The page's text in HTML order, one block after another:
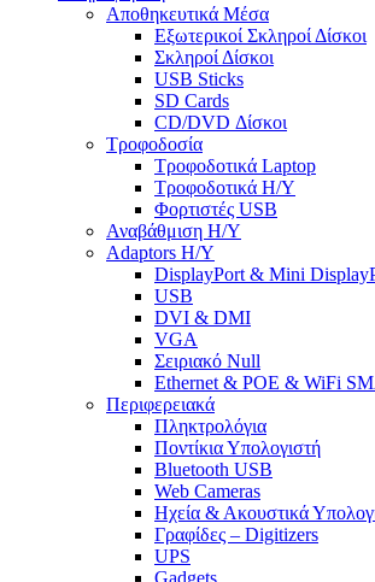
Αποθηκευτικά Μέσα
Εξωτερικοί Σκληροί Δίσκοι
Σκληροί Δίσκοι
USB Sticks
SD Cards
CD/DVD Δίσκοι
Τροφοδοσία
Τροφοδοτικά Laptop
Τροφοδοτικά Η/Υ
Φορτιστές USB
Αναβάθμιση Η/Υ
Adaptors Η/Υ
DisplayPort & Mini
USB
DVI & DMI
VGA
Σειριακό Null
Ethernet & POE & WiFi
Περιφερειακά
Πληκτρολόγια
Ποντίκια Υπολογιστή
Bluetooth USB
Web Cameras
Ηχεία & Ακουστικά
Γραφίδες – Digitizers
UPS
Gadgets